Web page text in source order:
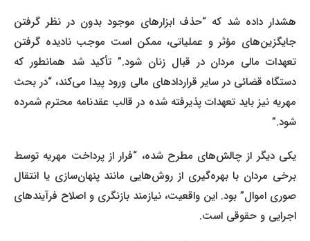
هشدار داده شد که “حذف ابزارهای موجود بدون در نظر گرفتن
جایگزین‌های مؤثر و عملیاتی، ممکن است موجب نادیده گرفتن
تعهدات مالی مردان در قبال زنان شود.” تأکید شد همانطور که
دستگاه قضائی در سایر قراردادهای مالی ورود پیدا می‌کند، “در بحث
مهریه نیز باید تعهدات پذیرفته شده در قالب عقدنامه محترم شمرده
شود.”
یکی دیگر از چالش‌های مطرح شده، “فرار از پرداخت مهریه توسط
برخی مردان با بهره‌گیری از روش‌هایی مانند پنهان‌سازی یا انتقال
صوری اموال” بود. این واقعیت، نیازمند بازنگری و اصلاح فرآیندهای
اجرایی و حقوقی است.